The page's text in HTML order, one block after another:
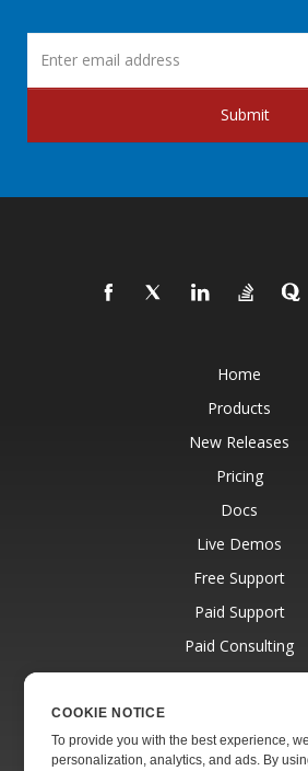
Submit
Home
Products
New Releases
Pricing
Docs
Live Demos
Free Support
Paid Support
Paid Consulting
Blog
About
COOKIE NOTICE
To provide you with the best experience,
personalization, analytics, and ads. By